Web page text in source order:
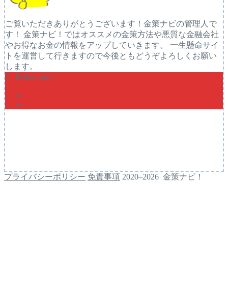
ご覧いただきありがとうございます！金策ナビの管理人で
す！ 金策ナビ！ではオススメの金策方法や悪質な金融会社
やお得なお金の情報をアップしていきます。 一生懸命サイ
トを運営して行きますので今後ともどうぞよろしくお願い
します。
＼ Follow me ／
プライバシーポリシー 免責事項 2020–2026 金策ナビ！